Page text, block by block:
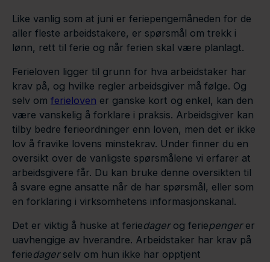
Like vanlig som at juni er feriepengemåneden for de
aller fleste arbeidstakere, er spørsmål om trekk i
lønn, rett til ferie og når ferien skal være planlagt.
Ferieloven ligger til grunn for hva arbeidstaker har
krav på, og hvilke regler arbeidsgiver må følge. Og
selv om ferieloven er ganske kort og enkel, kan den
være vanskelig å forklare i praksis. Arbeidsgiver kan
tilby bedre ferieordninger enn loven, men det er ikke
lov å fravike lovens minstekrav. Under finner du en
oversikt over de vanligste spørsmålene vi erfarer at
arbeidsgivere får. Du kan bruke denne oversikten til
å svare egne ansatte når de har spørsmål, eller som
en forklaring i virksomhetens informasjonskanal.
Det er viktig å huske at feriedagerog feriepengerer
uavhengige av hverandre. Arbeidstaker har krav på
feriedagerselv om hun ikke har opptjent